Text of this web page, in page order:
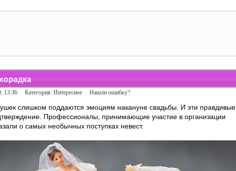
13:36 Категория: Интересное Нашли ошибку?
слишком поддаются эмоциям накануне свадьбы. И эти правдивые
Профессионалы, принимающие участие в организации
о самых необычных поступках невест.